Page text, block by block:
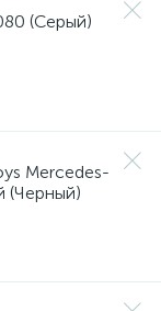
(Серый)
Mercedes-
(Черный)